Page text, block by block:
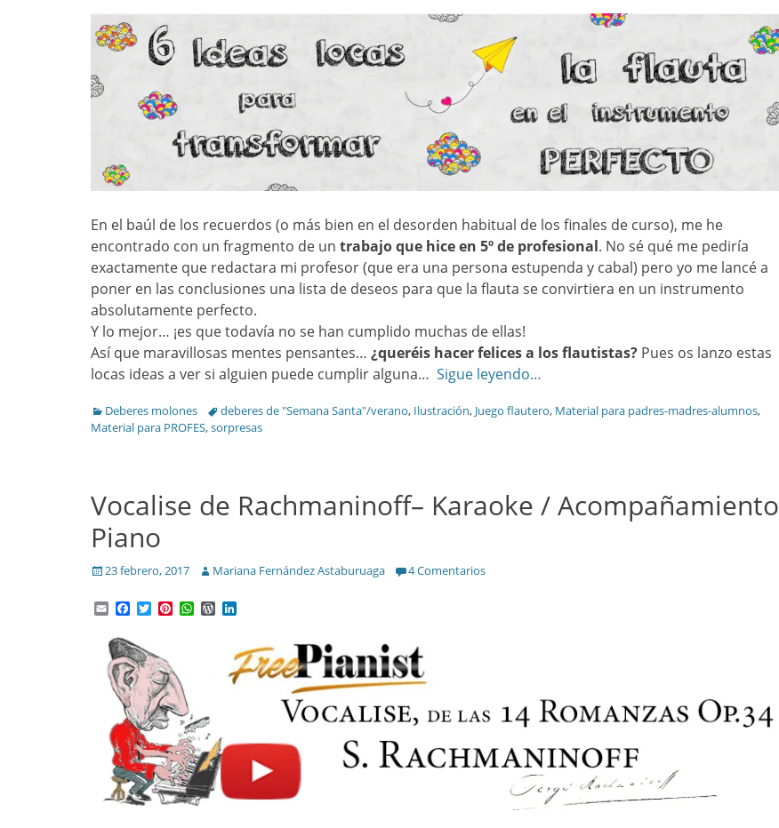
En el baúl de los recuerdos (o más bien en el desorden habitual de los finales de curso), me he
encontrado con un fragmento de un trabajo que hice en 5º de profesional. No sé qué me pediría
exactamente que redactara mi profesor (que era una persona estupenda y cabal) pero yo me lancé a
poner en las conclusiones una lista de deseos para que la flauta se convirtiera en un instrumento
absolutamente perfecto.
Y lo mejor… ¡es que todavía no se han cumplido muchas de ellas!
Así que maravillosas mentes pensantes… ¿queréis hacer felices a los flautistas? Pues os lanzo estas
locas ideas a ver si alguien puede cumplir alguna… Sigue leyendo…
Categories
Deberes molones Tagsdeberes de "Semana Santa"/verano, Ilustración, Juego flautero, Material para padres-madres-alumnos,
Material para PROFES,sorpresas
Vocalise de Rachmaninoff– Karaoke / Acompañamiento
Piano
Posted
23 febrero, 2017 Author
Mariana Fernández Astaburuaga 4 Comentarios
EmailFacebook
TwitterPinterest
WhatsApp
WordPress